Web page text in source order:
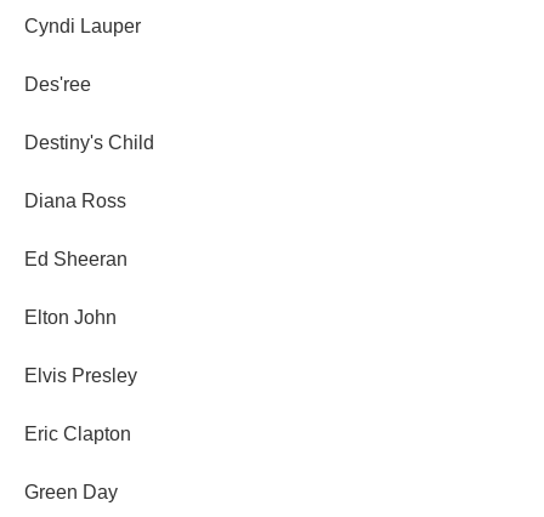
Cyndi Lauper
Des'ree
Destiny's Child
Diana Ross
Ed Sheeran
Elton John
Elvis Presley
Eric Clapton
Green Day